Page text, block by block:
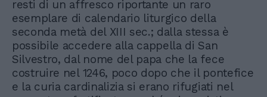
resti di un affresco riportante un raro
esemplare di calendario liturgico della
seconda metà del XIII sec.; dalla stessa è
possibile accedere alla cappella di San
Silvestro, dal nome del papa che la fece
costruire nel 1246, poco dopo che il pontefice
e la curia cardinalizia si erano rifugiati nel